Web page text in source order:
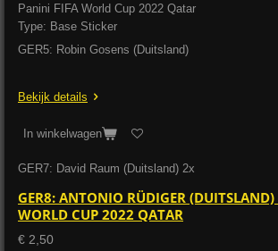
Panini FIFA World Cup 2022 Qatar
Type: Base Sticker
GER5: Robin Gosens (Duitsland)
Bekijk details
In winkelwagen
GER7: David Raum (Duitsland) 2x
GER8: ANTONIO RÜDIGER
WORLD CUP 2022 QATAR
€ 2,50